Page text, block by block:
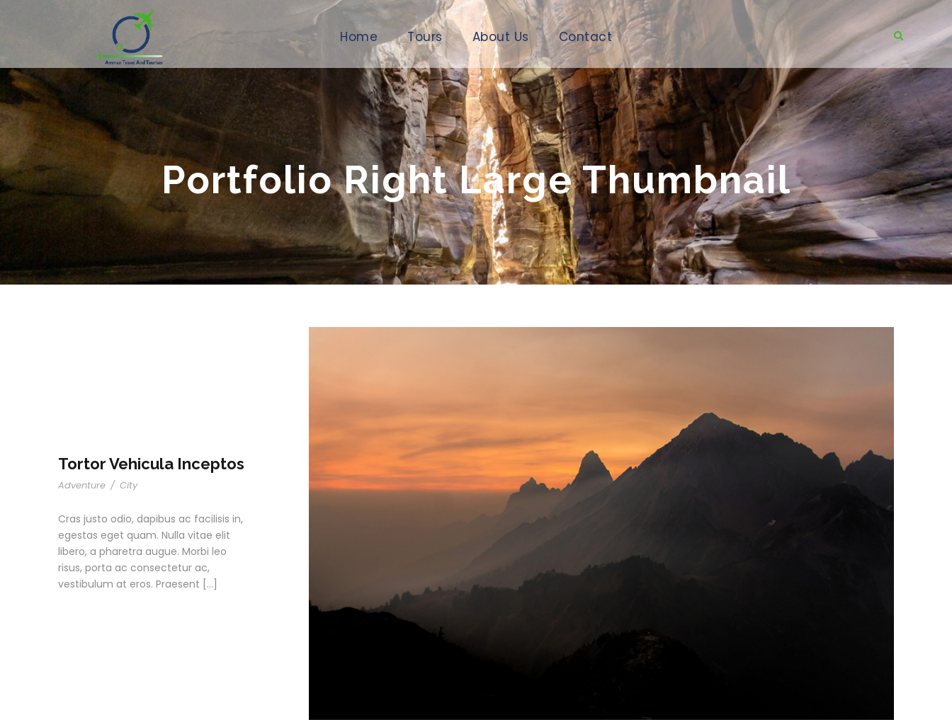
Home Tours About Us Contact
Portfolio Right Large Thumbnail
Tortor Vehicula Inceptos
Adventure / City
Cras justo odio, dapibus ac facilisis in,
egestas eget quam. Nulla vitae elit
libero, a pharetra augue. Morbi leo
risus, porta ac consectetur ac,
vestibulum at eros. Praesent […]